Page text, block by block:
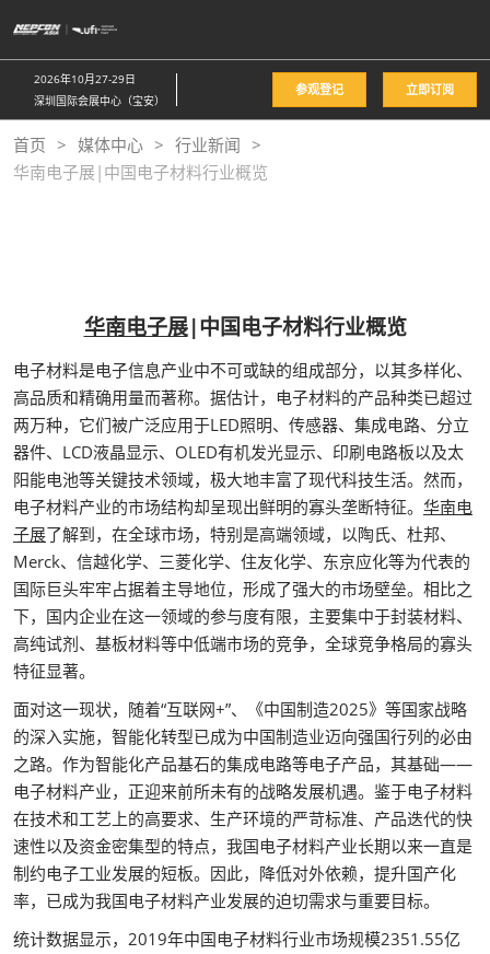
接
跳
至
内
容
2026年10月27-29日
深圳国际会展中心（宝安）
参观登记 立即订阅
首页 媒体中心
行业新闻
华南电子展|中国电子材料行业概览
华南电子展|中国电子材料行业概览
电子材料是电子信息产业中不可或缺的组成部分，以其多样化、
高品质和精确用量而著称。据估计，电子材料的产品种类已超过
两万种，它们被广泛应用于LED照明、传感器、集成电路、分立
器件、LCD液晶显示、OLED有机发光显示、印刷电路板以及太
阳能电池等关键技术领域，极大地丰富了现代科技生活。然而，
电子材料产业的市场结构却呈现出鲜明的寡头垄断特征。 华南电
子展了解到，在全球市场，特别是高端领域，以陶氏、杜邦、
Merck、信越化学、三菱化学、住友化学、东京应化等为代表的
国际巨头牢牢占据着主导地位，形成了强大的市场壁垒。相比之
下，国内企业在这一领域的参与度有限，主要集中于封装材料、
高纯试剂、基板材料等中低端市场的竞争，全球竞争格局的寡头
特征显著。
面对这一现状，随着“互联网+”、《中国制造2025》等国家战略
的深入实施，智能化转型已成为中国制造业迈向强国行列的必由
之路。作为智能化产品基石的集成电路等电子产品，其基础——
电子材料产业，正迎来前所未有的战略发展机遇。鉴于电子材料
在技术和工艺上的高要求、生产环境的严苛标准、产品迭代的快
速性以及资金密集型的特点，我国电子材料产业长期以来一直是
制约电子工业发展的短板。因此，降低对外依赖，提升国产化
率，已成为我国电子材料产业发展的迫切需求与重要目标。
统计数据显示，2019年中国电子材料行业市场规模2351.55亿